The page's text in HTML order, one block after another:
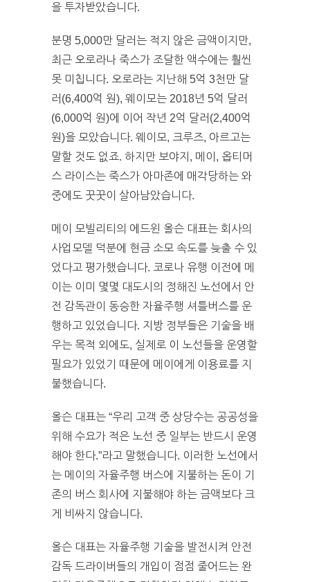
을 투자받았습니다.
분명 5,000만 달러는 적지 않은 금액이지만,
최근 오로라나 죽스가 조달한 액수에는 훨씬
못 미칩니다. 오로라는 지난해 5억 3천만 달
러(6,400억 원), 웨이모는 2018년 5억 달러
(6,000억 원)에 이어 작년 2억 달러(2,400억
원)을 모았습니다. 웨이모, 크루즈, 아르고는
말할 것도 없죠. 하지만 보야지, 메이, 옵티머
스 라이스는 죽스가 아마존에 매각당하는 와
중에도 꿋꿋이 살아남았습니다.
메이 모빌리티의 에드윈 올슨 대표는 회사의
사업모델 덕분에 현금 소모 속도를 늦출 수 있
었다고 평가했습니다. 코로나 유행 이전에 메
이는 이미 몇몇 대도시의 정해진 노선에서 안
전 감독관이 동승한 자율주행 셔틀버스를 운
행하고 있었습니다. 지방 정부들은 기술을 배
우는 목적 외에도, 실제로 이 노선들을 운영할
필요가 있었기 때문에 메이에게 이용료를 지
불했습니다.
올슨 대표는 “우리 고객 중 상당수는 공공성을
위해 수요가 적은 노선 중 일부는 반드시 운영
해야 한다.”라고 말했습니다. 이러한 노선에서
는 메이의 자율주행 버스에 지불하는 돈이 기
존의 버스 회사에 지불해야 하는 금액보다 크
게 비싸지 않습니다.
올슨 대표는 자율주행 기술을 발전시켜 안전
감독 드라이버들의 개입이 점점 줄어드는 완